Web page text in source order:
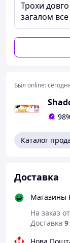
6) защищает
Трохи
загалом
Был online:
Каталог
Доставка
Магазины
На заказ
Доставка 9